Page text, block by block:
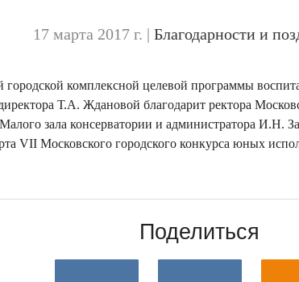
17 марта 2017 г. | Благодарности и
городской комплексной целевой программы
Т.А. Ждановой благодарит ректора
зала консерватории и администратора И.Н.
VII Московского городского конкурса юных
Поделиться